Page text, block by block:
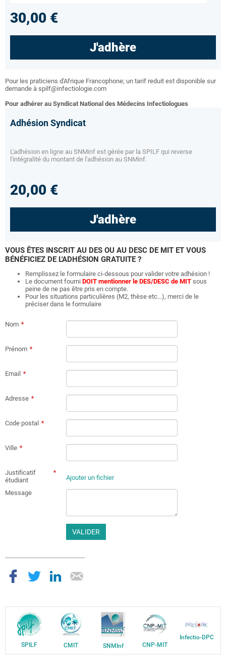
30,00 €
J'adhère
Pour les praticiens d'Afrique Francophone; un tarif reduit est disponible sur
demande à spilf@infectiologie.com
Pour adhérer au Syndicat National des Médecins Infectiologues
Adhésion Syndicat
L'adhésion en ligne au SNMinf est gérée par la SPILF qui reverse
l'intégralité du montant de l'adhésion au SNMinf.
20,00 €
J'adhère
VOUS ÊTES INSCRIT AU DES OU AU DESC DE MIT ET VOUS
BÉNÉFICIEZ DE L'ADHÉSION GRATUITE ?
Remplissez le formulaire ci-dessous pour valider votre adhésion !
Le document fourni DOIT mentionner le DES/DESC de MIT sous
peine de ne pas être pris en compte.
Pour les situations particulières (M2, thèse etc...), merci de le
préciser dans le formulaire
Nom
Prénom
Email
Adresse
Code postal
Ville
Justificatif
étudiant
Ajouter un fichier
Message
SPILF CMIT SNMInf CNP-MIT
Infectio-DPC